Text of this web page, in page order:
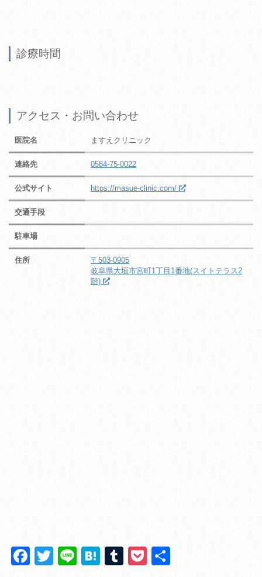
診療時間
アクセス・お問い合わせ
医院名 ますえクリニック
連絡先 0584-75-0022
公式サイト https://masue-clinic.com/
交通手段
駐車場
住所
〒503-0905
岐阜県大垣市宮町1丁目1番地(スイトテラス2
階)
F
T
Li
H
T
P